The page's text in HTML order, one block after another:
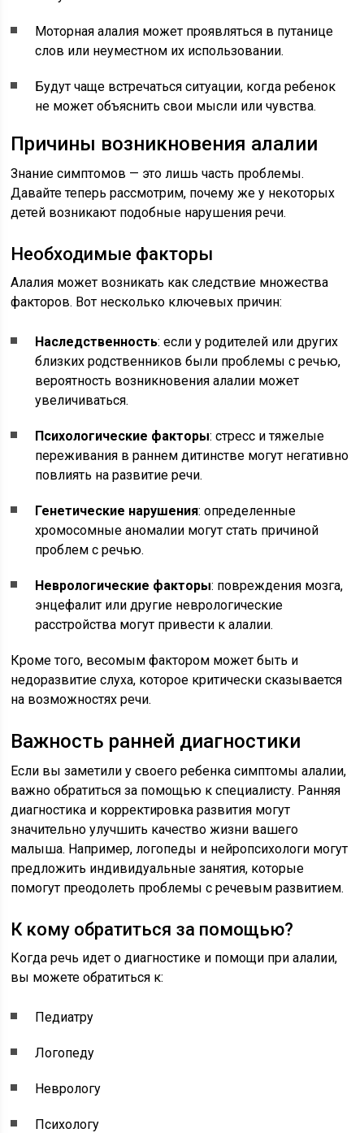
Моторная алалия может проявляться в путанице
слов или неуместном их использовании.
Будут чаще встречаться ситуации, когда ребенок
не может объяснить свои мысли или чувства.
Причины возникновения алалии
Знание симптомов — это лишь часть проблемы.
Давайте теперь рассмотрим, почему же у некоторых
детей возникают подобные нарушения речи.
Необходимые факторы
Алалия может возникать как следствие множества
факторов. Вот несколько ключевых причин:
Наследственность: если у родителей или других
близких родственников были проблемы с речью,
вероятность возникновения алалии может
увеличиваться.
Психологические факторы: стресс и тяжелые
переживания в раннем дитинстве могут негативно
повлиять на развитие речи.
Генетические нарушения: определенные
хромосомные аномалии могут стать причиной
проблем с речью.
Неврологические факторы: повреждения мозга,
энцефалит или другие неврологические
расстройства могут привести к алалии.
Кроме того, весомым фактором может быть и
недоразвитие слуха, которое критически сказывается
на возможностях речи.
Важность ранней диагностики
Если вы заметили у своего ребенка симптомы алалии,
важно обратиться за помощью к специалисту. Ранняя
диагностика и корректировка развития могут
значительно улучшить качество жизни вашего
малыша. Например, логопеды и нейропсихологи могут
предложить индивидуальные занятия, которые
помогут преодолеть проблемы с речевым развитием.
К кому обратиться за помощью?
Когда речь идет о диагностике и помощи при алалии,
вы можете обратиться к:
Педиатру
Логопеду
Неврологу
Психологу